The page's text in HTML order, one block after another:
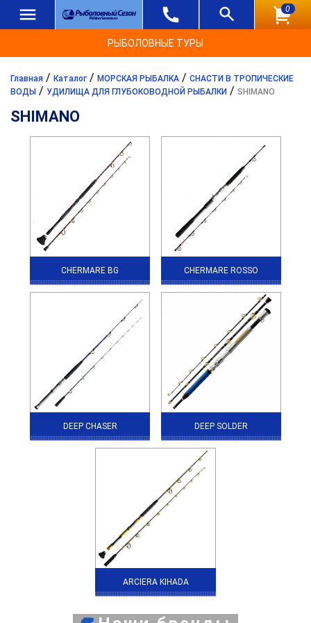
0
РЫБОЛОВНЫЕ ТУРЫ
Главная / Каталог / МОРСКАЯ РЫБАЛКА / СНАСТИ В ТРОПИЧЕСКИЕ
ВОДЫ / УДИЛИЩА ДЛЯ ГЛУБОКОВОДНОЙ РЫБАЛКИ / SHIMANO
SHIMANO
CHERMARE BG CHERMARE ROSSO
DEEP CHASER DEEP SOLDER
ARCIERA KIHADA